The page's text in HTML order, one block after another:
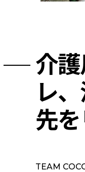
介
レ
先
TEAM